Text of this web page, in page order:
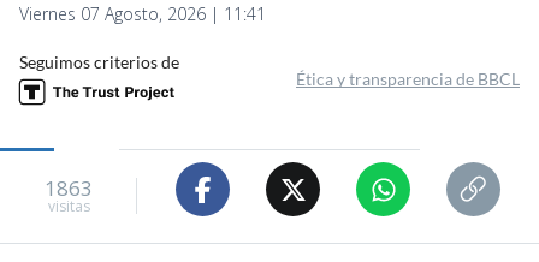
Viernes 07 Agosto, 2026 | 11:41
Seguimos criterios de
Ética y transparencia de BBCL
1863
visitas